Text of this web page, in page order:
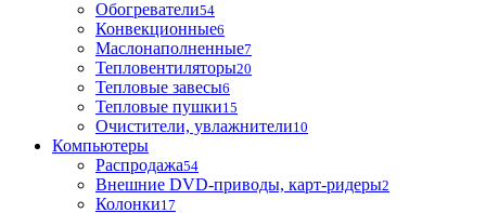
Обогреватели54
Конвекционные6
Маслонаполненные7
Тепловентиляторы20
Тепловые завесы6
Тепловые пушки15
Очистители, увлажнители10
Компьютеры
Распродажа54
Внешние DVD-приводы, карт-ридеры2
Колонки17